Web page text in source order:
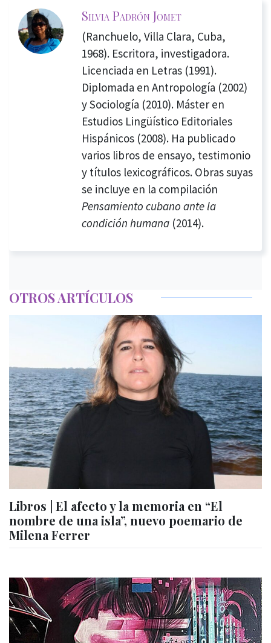
Silvia Padrón Jomet
(Ranchuelo, Villa Clara, Cuba,
1968). Escritora, investigadora.
Licenciada en Letras (1991).
Diplomada en Antropología (2002)
y Sociología (2010). Máster en
Estudios Lingüístico Editoriales
Hispánicos (2008). Ha publicado
varios libros de ensayo, testimonio
y títulos lexicográficos. Obras suyas
se incluye en la compilación
Pensamiento cubano ante la
condición humana(2014).
OTROS ARTÍCULOS
Libros | El afecto y la memoria en “El
nombre de una isla”, nuevo poemario de
Milena Ferrer